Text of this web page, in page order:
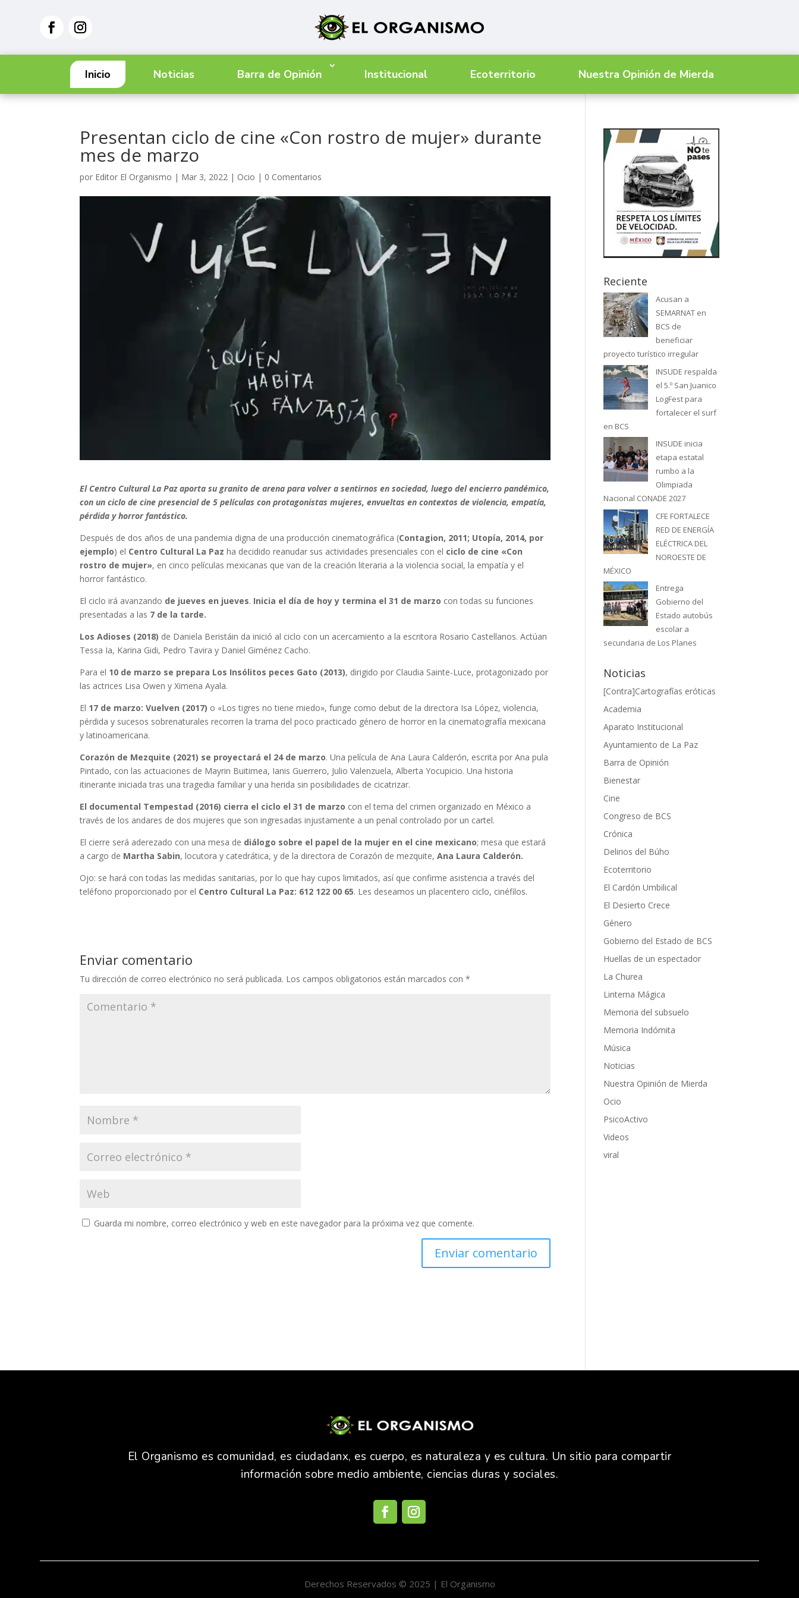
Inicio Noticias Barra de Opinión Institucional Ecoterritorio Nuestra Opinión de Mierda
Presentan ciclo de cine «Con rostro de mujer» durante
mes de marzo
por Editor El Organismo | Mar 3, 2022 | Ocio | 0 Comentarios
El Centro Cultural La Paz aporta su granito de arena para volver a sentirnos en sociedad, luego del encierro pandémico,
con un ciclo de cine presencial de 5 películas con protagonistas mujeres, envueltas en contextos de violencia, empatía,
pérdida y horror fantástico.
Después de dos años de una pandemia digna de una producción cinematográfica (Contagion, 2011; Utopía, 2014, por
ejemplo) el Centro Cultural La Paz ha decidido reanudar sus actividades presenciales con el ciclo de cine «Con
rostro de mujer», en cinco películas mexicanas que van de la creación literaria a la violencia social, la empatía y el
horror fantástico.
El ciclo irá avanzando de jueves en jueves. Inicia el día de hoy y termina el 31 de marzo con todas su funciones
presentadas a las 7 de la tarde.
Los Adioses (2018) de Daniela Beristáin da inició al ciclo con un acercamiento a la escritora Rosario Castellanos. Actúan
Tessa Ia, Karina Gidi, Pedro Tavira y Daniel Giménez Cacho.
Para el 10 de marzo se prepara Los Insólitos peces Gato (2013), dirigido por Claudia Sainte-Luce, protagonizado por
las actrices Lisa Owen y Ximena Ayala.
El 17 de marzo: Vuelven (2017) o «Los tigres no tiene miedo», funge como debut de la directora Isa López, violencia,
pérdida y sucesos sobrenaturales recorren la trama del poco practicado género de horror en la cinematografía mexicana
y latinoamericana.
Corazón de Mezquite (2021) se proyectará el 24 de marzo. Una película de Ana Laura Calderón, escrita por Ana pula
Pintado, con las actuaciones de Mayrin Buitimea, Ianis Guerrero, Julio Valenzuela, Alberta Yocupicio. Una historia
itinerante iniciada tras una tragedia familiar y una herida sin posibilidades de cicatrizar.
El documental Tempestad (2016) cierra el ciclo el 31 de marzo con el tema del crimen organizado en México a
través de los andares de dos mujeres que son ingresadas injustamente a un penal controlado por un cartel.
El cierre será aderezado con una mesa de diálogo sobre el papel de la mujer en el cine mexicano; mesa que estará
a cargo de Martha Sabin, locutora y catedrática, y de la directora de Corazón de mezquite,Ana Laura Calderón.
Ojo: se hará con todas las medidas sanitarias, por lo que hay cupos limitados, así que confirme asistencia a través del
teléfono proporcionado por el Centro Cultural La Paz: 612 122 00 65. Les deseamos un placentero ciclo, cinéfilos.
Enviar comentario
Tu dirección de correo electrónico no será publicada. Los campos obligatorios están marcados con*
Guarda mi nombre, correo electrónico y web en este navegador para la próxima vez que comente.
Reciente
Acusan a
SEMARNAT en
BCS de
beneficiar
proyecto turístico irregular
INSUDE respalda
el 5.º San Juanico
LogFest para
fortalecer el surf
en BCS
INSUDE inicia
etapa estatal
rumbo a la
Olimpiada
Nacional CONADE 2027
CFE FORTALECE
RED DE ENERGÍA
ELÉCTRICA DEL
NOROESTE DE
MÉXICO
Entrega
Gobierno del
Estado autobús
escolar a
secundaria de Los Planes
Noticias
[Contra]Cartografías eróticas
Academia
Aparato Institucional
Ayuntamiento de La Paz
Barra de Opinión
Bienestar
Cine
Congreso de BCS
Crónica
Delirios del Búho
Ecoterritorio
El Cardón Umbilical
El Desierto Crece
Género
Gobierno del Estado de BCS
Huellas de un espectador
La Churea
Linterna Mágica
Memoria del subsuelo
Memoria Indómita
Música
Noticias
Nuestra Opinión de Mierda
Ocio
PsicoActivo
Videos
viral
El Organismo es comunidad, es ciudadanx, es cuerpo, es naturaleza y es cultura. Un sitio para compartir
información sobre medio ambiente, ciencias duras y sociales.
Derechos Reservados © 2025 | El Organismo